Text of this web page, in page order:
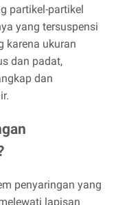
partikel-partikel
yang tersuspensi
karena ukuran
dan padat,
dan
penyaringan yang
lapisan